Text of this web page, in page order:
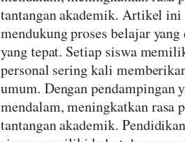
tantangan akademik. Artikel ini
mendukung proses belajar
yang tepat. Setiap siswa
personal sering kali
umum. Dengan pendampingan
mendalam, meningkatkan rasa
tantangan akademik.